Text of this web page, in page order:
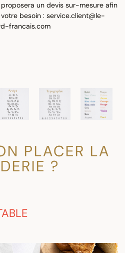
un devis sur-mesure afin
besoin : service.client@le-
francais.com
PLACER LA
?